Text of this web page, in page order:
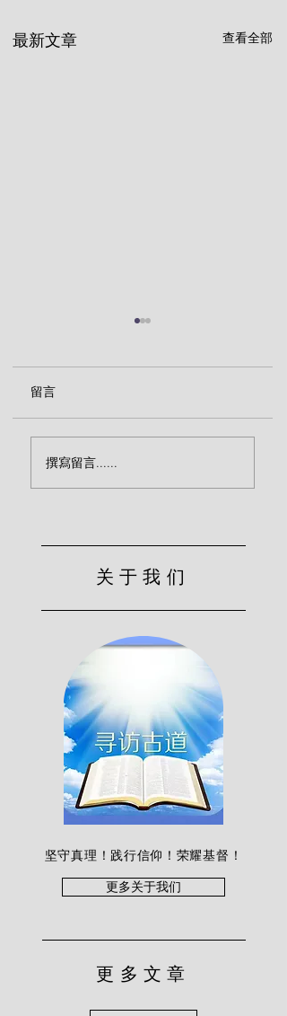
最新文章 查看全部
斯特）
留言
撰寫留言......
关于我们
坚守真理！践行信仰！荣耀基督！
更多关于我们
更多文章